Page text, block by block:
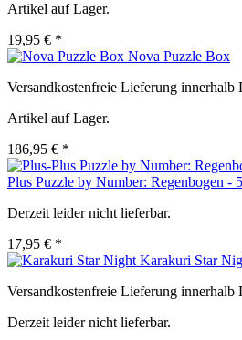
Artikel auf Lager.
19,95 € *
Nova Puzzle Box
Versandkostenfreie Lieferung innerhalb
Artikel auf Lager.
186,95 € *
Plus Puzzle by Number: Regenbogen -
Derzeit leider nicht lieferbar.
17,95 € *
Karakuri Star
Versandkostenfreie Lieferung innerhalb
Derzeit leider nicht lieferbar.